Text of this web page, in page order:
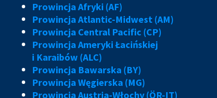
Prowincja Afryki (AF)
Prowincja Atlantic-Midwest (AM)
Prowincja Central Pacific (CP)
Prowincja Ameryki Łacińskiej
i Karaibów (ALC)
Prowincja Bawarska (BY)
Prowincja Węgierska (MG)
Prowincja Austria-Włochy (ÖR-IT)